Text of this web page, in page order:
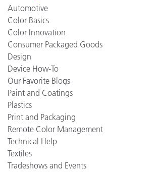
Automotive
Color Basics
Color Innovation
Consumer Packaged Goods
Design
Device How-To
Our Favorite Blogs
Paint and Coatings
Plastics
Print and Packaging
Remote Color Management
Technical Help
Textiles
Tradeshows and Events